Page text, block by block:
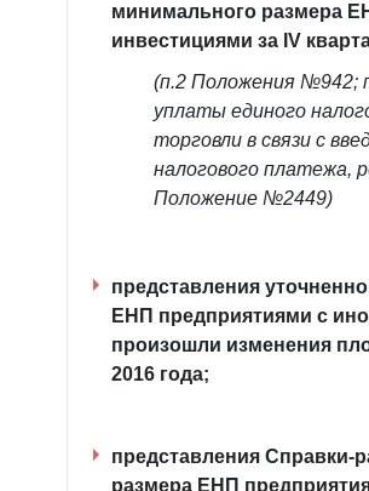
минимального размера
инвестициями за IV
(п.2 Положения №942;
уплаты единого
торговли в связи с
налогового платежа,
Положение №2449)
представления
ЕНП предприятиями с
произошли изменения
2016 года;
представления Справки-
размера ЕНП